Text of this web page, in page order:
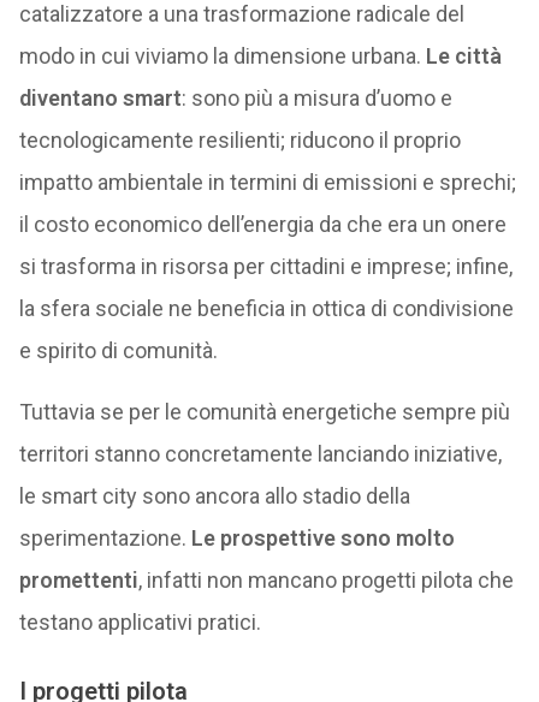
catalizzatore a una trasformazione radicale del
modo in cui viviamo la dimensione urbana. Le città
diventano smart: sono più a misura d’uomo e
tecnologicamente resilienti; riducono il proprio
impatto ambientale in termini di emissioni e sprechi;
il costo economico dell’energia da che era un onere
si trasforma in risorsa per cittadini e imprese; infine,
la sfera sociale ne beneficia in ottica di condivisione
e spirito di comunità.
Tuttavia se per le comunità energetiche sempre più
territori stanno concretamente lanciando iniziative,
le smart city sono ancora allo stadio della
sperimentazione. Le prospettive sono molto
promettenti, infatti non mancano progetti pilota che
testano applicativi pratici.
I progetti pilota